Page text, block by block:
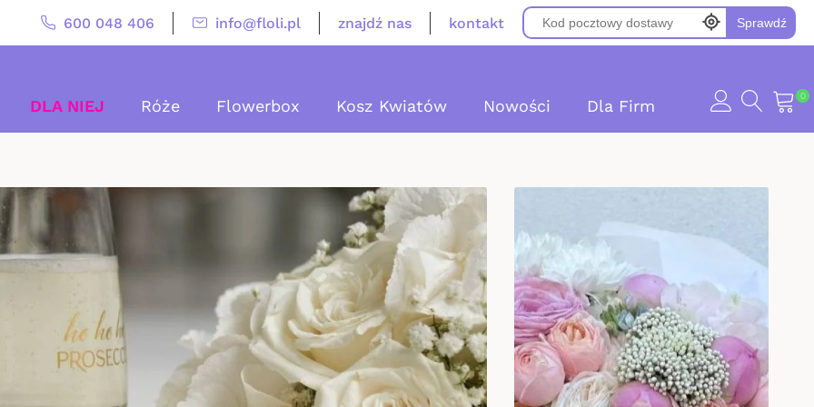
600 048 406 info@floli.pl znajdź nas kontakt Sprawdź
DLA NIEJ Róże Flowerbox Kosz Kwiatów Nowości Dla Firm
0